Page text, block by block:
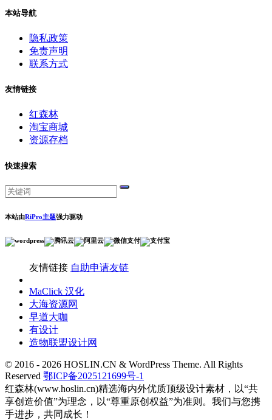
本站导航
隐私政策
免责声明
联系方式
友情链接
红森林
淘宝商城
资源存档
快速搜索
本站由RiPro主题强力驱动
友情链接 自助申请友链
MaClick 汉化
大海资源网
早道大咖
有设计
造物联盟设计网
© 2016 - 2026 HOSLIN.CN & WordPress Theme. All Rights
Reserved 鄂ICP备2025121699号-1
红森林(www.hoslin.cn)精选海内外优质顶级设计素材，以“共
享创造价值”为理念，以“尊重原创权益”为准则。我们与您携
手进步，共同成长！